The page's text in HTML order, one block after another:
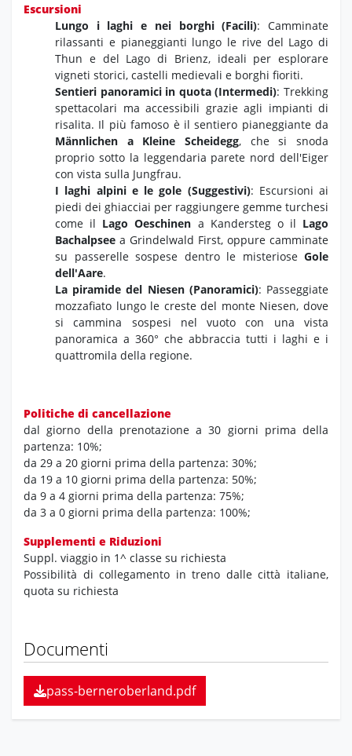
Escursioni
Lungo i laghi e nei borghi (Facili): Camminate
rilassanti e pianeggianti lungo le rive del Lago di
Thun e del Lago di Brienz, ideali per esplorare
vigneti storici, castelli medievali e borghi fioriti.
Sentieri panoramici in quota (Intermedi): Trekking
spettacolari ma accessibili grazie agli impianti di
risalita. Il più famoso è il sentiero pianeggiante da
Männlichen a Kleine Scheidegg, che si snoda
proprio sotto la leggendaria parete nord dell'Eiger
con vista sulla Jungfrau.
I laghi alpini e le gole (Suggestivi): Escursioni ai
piedi dei ghiacciai per raggiungere gemme turchesi
come il Lago Oeschinen a Kandersteg o il Lago
Bachalpsee a Grindelwald First, oppure camminate
su passerelle sospese dentro le misteriose Gole
dell'Aare.
La piramide del Niesen (Panoramici): Passeggiate
mozzafiato lungo le creste del monte Niesen, dove
si cammina sospesi nel vuoto con una vista
panoramica a 360° che abbraccia tutti i laghi e i
quattromila della regione.
Politiche di cancellazione
dal giorno della prenotazione a 30 giorni prima della
partenza: 10%;
da 29 a 20 giorni prima della partenza: 30%;
da 19 a 10 giorni prima della partenza: 50%;
da 9 a 4 giorni prima della partenza: 75%;
da 3 a 0 giorni prima della partenza: 100%;
Supplementi e Riduzioni
Suppl. viaggio in 1^ classe su richiesta
Possibilità di collegamento in treno dalle città italiane,
quota su richiesta
Documenti
pass-berneroberland.pdf